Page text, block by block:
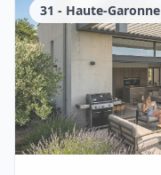
31 - Haute-Garonne